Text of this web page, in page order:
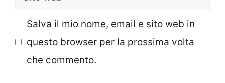
Salva il mio nome, email e sito web in
questo browser per la prossima volta
che commento.